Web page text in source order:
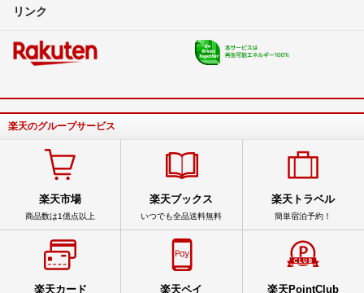
リンク
楽天のグループサービス
楽天市場
商品数は1億点以上
楽天ブックス
いつでも全品送料無料
楽天トラベル
簡単宿泊予約！
楽天カード 楽天ペイ 楽天PointClub